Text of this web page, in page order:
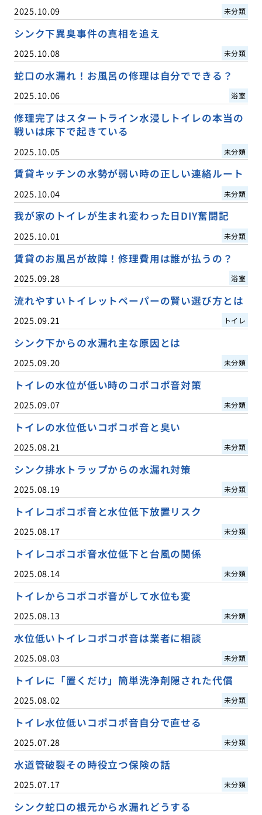
2025.10.09 未分類
シンク下異臭事件の真相を追え
2025.10.08 未分類
蛇口の水漏れ！お風呂の修理は自分でできる？
2025.10.06 浴室
修理完了はスタートライン水浸しトイレの本当の
戦いは床下で起きている
2025.10.05 未分類
賃貸キッチンの水勢が弱い時の正しい連絡ルート
2025.10.04 未分類
我が家のトイレが生まれ変わった日DIY奮闘記
2025.10.01 未分類
賃貸のお風呂が故障！修理費用は誰が払うの？
2025.09.28 浴室
流れやすいトイレットペーパーの賢い選び方とは
2025.09.21 トイレ
シンク下からの水漏れ主な原因とは
2025.09.20 未分類
トイレの水位が低い時のコポコポ音対策
2025.09.07 未分類
トイレの水位低いコポコポ音と臭い
2025.08.21 未分類
シンク排水トラップからの水漏れ対策
2025.08.19 未分類
トイレコポコポ音と水位低下放置リスク
2025.08.17 未分類
トイレコポコポ音水位低下と台風の関係
2025.08.14 未分類
トイレからコポコポ音がして水位も変
2025.08.13 未分類
水位低いトイレコポコポ音は業者に相談
2025.08.03 未分類
トイレに「置くだけ」簡単洗浄剤隠された代償
2025.08.02 未分類
トイレ水位低いコポコポ音自分で直せる
2025.07.28 未分類
水道管破裂その時役立つ保険の話
2025.07.17 未分類
シンク蛇口の根元から水漏れどうする